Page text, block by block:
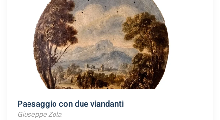
Paesaggio con due viandanti
Giuseppe Zola